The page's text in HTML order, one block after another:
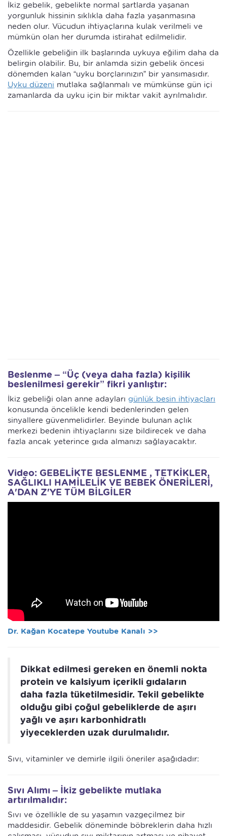
İkiz gebelik, gebelikte normal şartlarda yaşanan
yorgunluk hissinin sıklıkla daha fazla yaşanmasına
neden olur. Vücudun ihtiyaçlarına kulak verilmeli ve
mümkün olan her durumda istirahat edilmelidir.
Özellikle gebeliğin ilk başlarında uykuya eğilim daha da
belirgin olabilir. Bu, bir anlamda sizin gebelik öncesi
dönemden kalan “uyku borçlarınızın” bir yansımasıdır.
Uyku düzeni mutlaka sağlanmalı ve mümkünse gün içi
zamanlarda da uyku için bir miktar vakit ayrılmalıdır.
Beslenme – “Üç (veya daha fazla) kişilik
beslenilmesi gerekir” fikri yanlıştır:
İkiz gebeliği olan anne adayları günlük besin ihtiyaçları
konusunda öncelikle kendi bedenlerinden gelen
sinyallere güvenmelidirler. Beyinde bulunan açlık
merkezi bedenin ihtiyaçlarını size bildirecek ve daha
fazla ancak yeterince gıda almanızı sağlayacaktır.
Video: GEBELİKTE BESLENME , TETKİKLER,
SAĞLIKLI HAMİLELİK VE BEBEK ÖNERİLERİ,
A'DAN Z'YE TÜM BİLGİLER
Dr. Kağan Kocatepe Youtube Kanalı >>
Dikkat edilmesi gereken en önemli nokta
protein ve kalsiyum içerikli gıdaların
daha fazla tüketilmesidir. Tekil gebelikte
olduğu gibi çoğul gebeliklerde de aşırı
yağlı ve aşırı karbonhidratlı
yiyeceklerden uzak durulmalıdır.
Sıvı, vitaminler ve demirle ilgili öneriler aşağıdadır:
Sıvı Alımı – İkiz gebelikte mutlaka
artırılmalıdır:
Sıvı ve özellikle de su yaşamın vazgeçilmez bir
maddesidir. Gebelik döneminde böbreklerin daha hızlı